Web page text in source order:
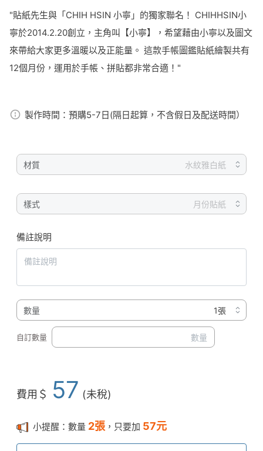
"貼紙先生與「CHIH HSIN 小寧」的獨家聯名！ CHIHHSIN小
寧於2014.2.20創立，主角叫【小寧】，希望藉由小寧以及圖文
來帶給大家更多溫暖以及正能量。 這款手帳圖鑑貼紙繪製共有
12個月份，運用於手帳、拼貼都非常合適！"
製作時間： 預購5-7日(隔日起算，不含假日及配送時間）
材質
樣式
備註說明
數量
自訂數量
費用＄ 57 (未稅)
小提醒：數量 2張 ，只要加 57元